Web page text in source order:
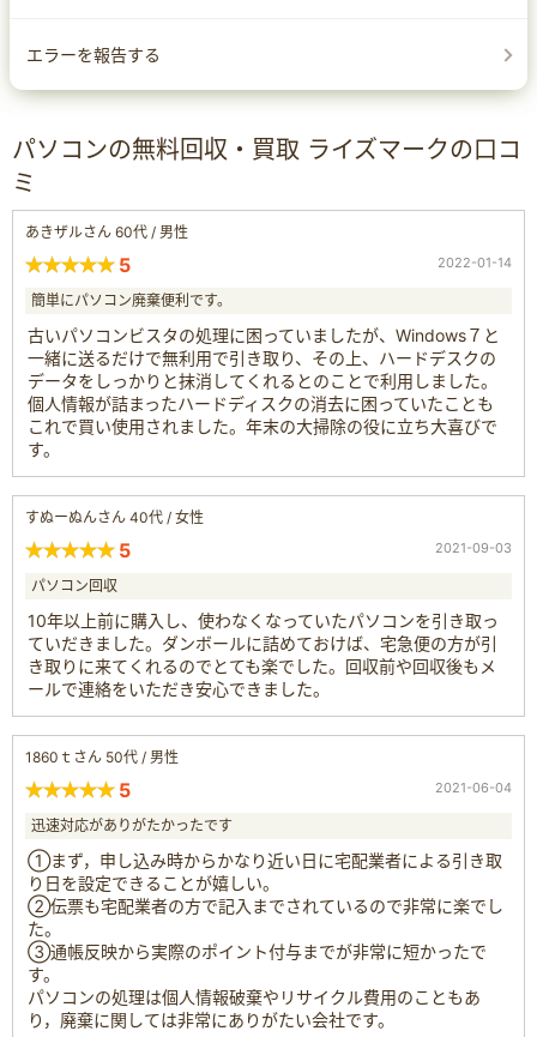
エラーを報告する
パソコンの無料回収・買取 ライズマークの口コ
ミ
あきザルさん 60代 / 男性
5 2022-01-14
簡単にパソコン廃棄便利です。
古いパソコンビスタの処理に困っていましたが、Windows７と
一緒に送るだけで無利用で引き取り、その上、ハードデスクの
データをしっかりと抹消してくれるとのことで利用しました。
個人情報が詰まったハードディスクの消去に困っていたことも
これで買い使用されました。年末の大掃除の役に立ち大喜びで
す。
すぬーぬんさん 40代 / 女性
5 2021-09-03
パソコン回収
10年以上前に購入し、使わなくなっていたパソコンを引き取っ
ていだきました。ダンボールに詰めておけば、宅急便の方が引
き取りに来てくれるのでとても楽でした。回収前や回収後もメ
ールで連絡をいただき安心できました。
1860ｔさん 50代 / 男性
5 2021-06-04
迅速対応がありがたかったです
①まず，申し込み時からかなり近い日に宅配業者による引き取
り日を設定できることが嬉しい。
②伝票も宅配業者の方で記入までされているので非常に楽でし
た。
③通帳反映から実際のポイント付与までが非常に短かったで
す。
パソコンの処理は個人情報破棄やリサイクル費用のこともあ
り，廃棄に関しては非常にありがたい会社です。